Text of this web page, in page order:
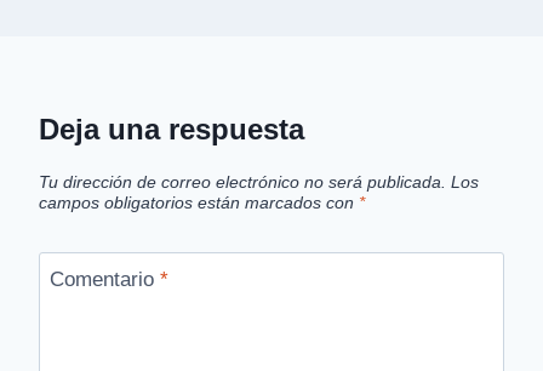
Deja una respuesta
Tu dirección de correo electrónico no será publicada. Los
campos obligatorios están marcados con *
Comentario *